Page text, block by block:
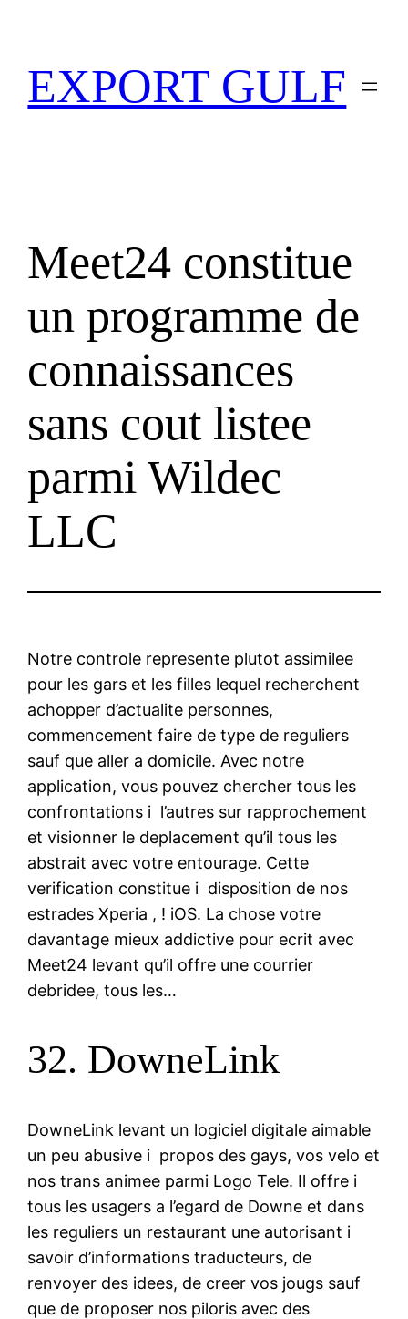
EXPORT GULF
Meet24 constitue
un programme de
connaissances
sans cout listee
parmi Wildec
LLC
Notre controle represente plutot assimilee
pour les gars et les filles lequel recherchent
achopper d’actualite personnes,
commencement faire de type de reguliers
sauf que aller a domicile. Avec notre
application, vous pouvez chercher tous les
confrontations i l’autres sur rapprochement
et visionner le deplacement qu’il tous les
abstrait avec votre entourage. Cette
verification constitue i disposition de nos
estrades Xperia , ! iOS. La chose votre
davantage mieux addictive pour ecrit avec
Meet24 levant qu’il offre une courrier
debridee, tous les…
32. DowneLink
DowneLink levant un logiciel digitale aimable
un peu abusive i propos des gays, vos velo et
nos trans animee parmi Logo Tele. Il offre i
tous les usagers a l’egard de Downe et dans
les reguliers un restaurant une autorisant i
savoir d’informations traducteurs, de
renvoyer des idees, de creer vos jougs sauf
que de proposer nos piloris avec des